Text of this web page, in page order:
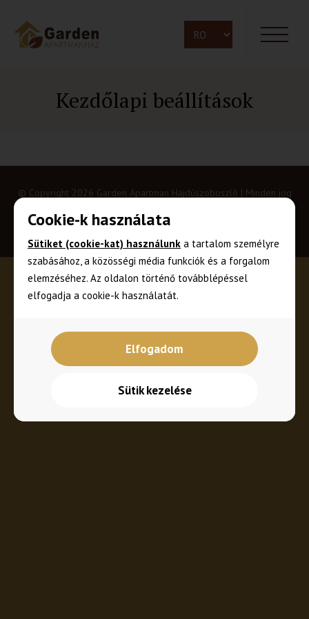
Kezdőlapi beállítások
© Copyright 2026 Garden Apartman Hajdúszoboszló | Minden jog
Adatvédelmi és adatkezelési tájékoztató
Cookie-k használata
Sütiket (cookie-kat) használunk a tartalom személyre
szabásához, a közösségi média funkciók és a forgalom
elemzéséhez. Az oldalon történő továbblépéssel
elfogadja a cookie-k használatát.
Sütik kezelése
Elfogadom